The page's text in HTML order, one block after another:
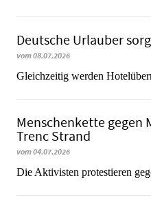
Deutsche Urlauber
vom 08.07.2026
Gleichzeitig werden
Menschenkette gegen
Trenc Strand
vom 04.07.2026
Die Aktivisten protestieren